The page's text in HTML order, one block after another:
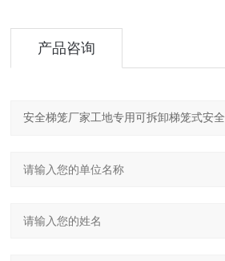
产品咨询